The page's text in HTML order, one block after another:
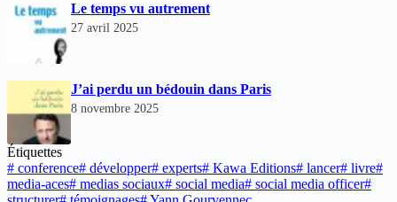
Le temps vu autrement
27 avril 2025
J’ai perdu un bédouin dans Paris
8 novembre 2025
Étiquettes
# conference# développer# experts# Kawa Editions# lancer# livre#
media-aces# medias sociaux# social media# social media officer#